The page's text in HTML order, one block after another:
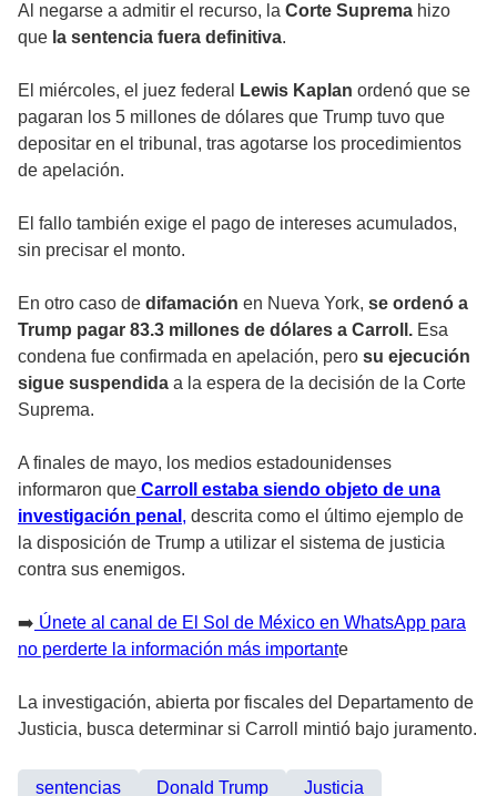
Al negarse a admitir el recurso, la Corte Suprema hizo
que la sentencia fuera definitiva.
El miércoles, el juez federal Lewis Kaplan ordenó que se
pagaran los 5 millones de dólares que Trump tuvo que
depositar en el tribunal, tras agotarse los procedimientos
de apelación.
El fallo también exige el pago de intereses acumulados,
sin precisar el monto.
En otro caso de difamación en Nueva York, se ordenó a
Trump pagar 83.3 millones de dólares a Carroll. Esa
condena fue confirmada en apelación, pero su ejecución
sigue suspendida a la espera de la decisión de la Corte
Suprema.
A finales de mayo, los medios estadounidenses
informaron que Carroll estaba siendo objeto de una
investigación penal , descrita como el último ejemplo de
la disposición de Trump a utilizar el sistema de justicia
contra sus enemigos.
➡️ Únete al canal de El Sol de México en WhatsApp para
no perderte la información más importante
La investigación, abierta por fiscales del Departamento de
Justicia, busca determinar si Carroll mintió bajo juramento.
sentencias Donald Trump Justicia